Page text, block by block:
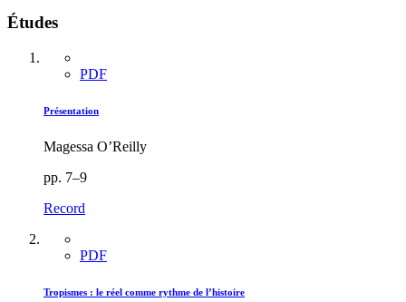
Études
PDF
Présentation
Magessa O’Reilly
pp. 7–9
Record
PDF
Tropismes : le réel comme rythme de l’histoire